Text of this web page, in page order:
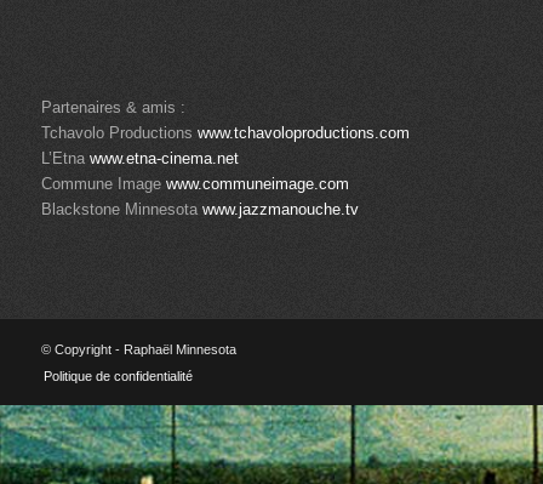
Partenaires & amis :
Tchavolo Productions www.tchavoloproductions.com
L’Etna www.etna-cinema.net
Commune Image www.communeimage.com
Blackstone Minnesota www.jazzmanouche.tv
© Copyright - Raphaël Minnesota
Politique de confidentialité